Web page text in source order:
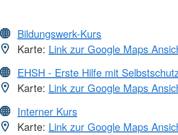
Bildungswerk-Kurs
Karte: Link zur Google Maps
EHSH - Erste Hilfe mit
Karte: Link zur Google Maps
Interner Kurs
Karte: Link zur Google Maps